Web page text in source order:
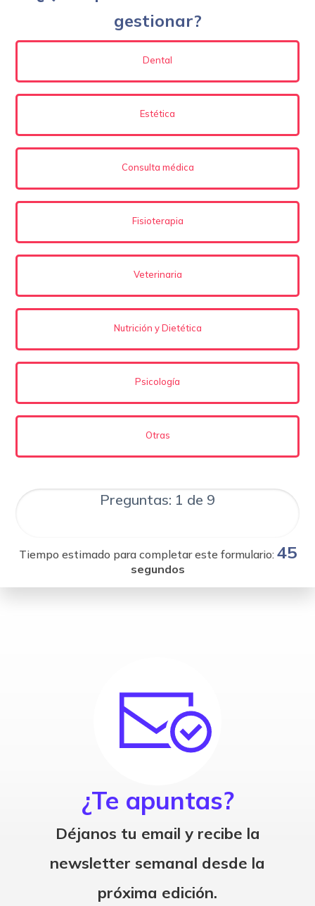
gestionar?
Dental
Estética
Consulta médica
Fisioterapia
Veterinaria
Nutrición y Dietética
Psicología
Otras
Preguntas: 1 de 9
Tiempo estimado para completar este formulario: 45
segundos
¿Te apuntas?
Déjanos tu email y recibe la
newsletter semanal desde la
próxima edición.